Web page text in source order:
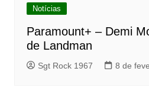
Notícias
Paramount+ – Demi
de Landman
Sgt Rock 1967 8 de